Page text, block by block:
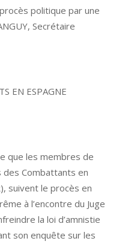
procès politique par une
Secrétaire
EN ESPAGNE
que les membres de
des Combattants en
suivent le procès en
à l’encontre du Juge
la loi d’amnistie
son enquête sur les